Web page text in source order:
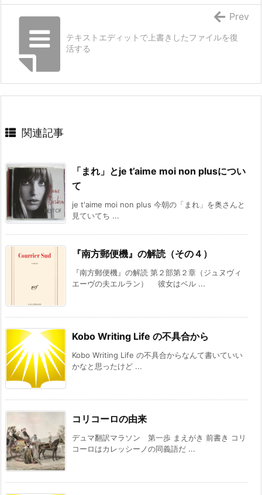
テキストエディットで上書きしたファイルを復
活する
Prev
関連記事
「まれ」とje t’aime moi non plusについ
て
je t'aime moi non plus 今朝の「まれ」を奥さんと
見ていてち ...
『南方郵便機』の解読（その４）
『南方郵便機』の解読 第２部第２章（ジュヌヴィ
エーヴの夫エルラン） 彼女はベル ...
Kobo Writing Life の不具合から
Kobo Writing Life の不具合からなんて書いていい
かなと思ったけど ...
コリコーロの由来
デュマ翻訳マラソン 第一歩 まえがき 前書き コリ
コーロはカレッシーノの同義語だ ...